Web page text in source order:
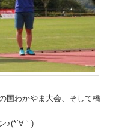
国わかやま大会、そして橋
♪(*´∀｀)